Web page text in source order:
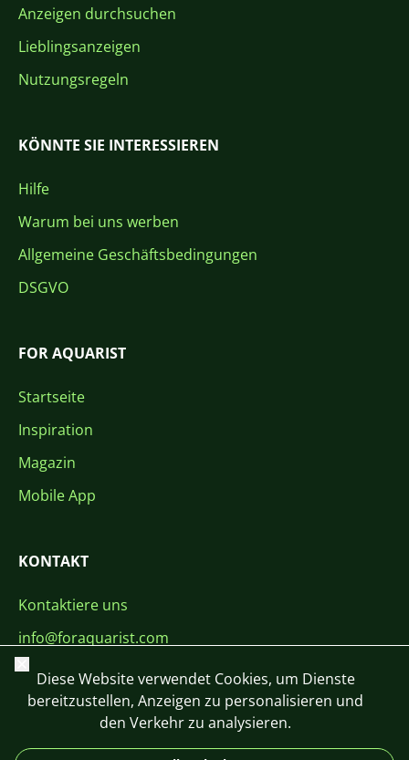
Anzeigen durchsuchen
Lieblingsanzeigen
Nutzungsregeln
KÖNNTE SIE INTERESSIEREN
Hilfe
Warum bei uns werben
Allgemeine Geschäftsbedingungen
DSGVO
FOR AQUARIST
Startseite
Inspiration
Magazin
Mobile App
KONTAKT
Kontaktiere uns
info@foraquarist.com
+420 603 449 602
Schließen
Diese Website verwendet Cookies, um Dienste
bereitzustellen, Anzeigen zu personalisieren und
den Verkehr zu analysieren.